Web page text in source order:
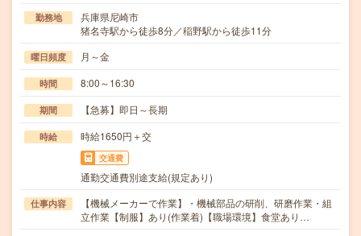
勤務地
兵庫県尼崎市
猪名寺駅から徒歩8分／稲野駅から徒歩11分
曜日頻度 月～金
時間 8:00～16:30
期間 【急募】即日～長期
時給 時給1650円＋交
交通費
通勤交通費別途支給(規定あり)
仕事内容
【機械メーカーで作業】・機械部品の研削、研磨作業・組
立作業【制服】あり(作業着)【職場環境】食堂あり…